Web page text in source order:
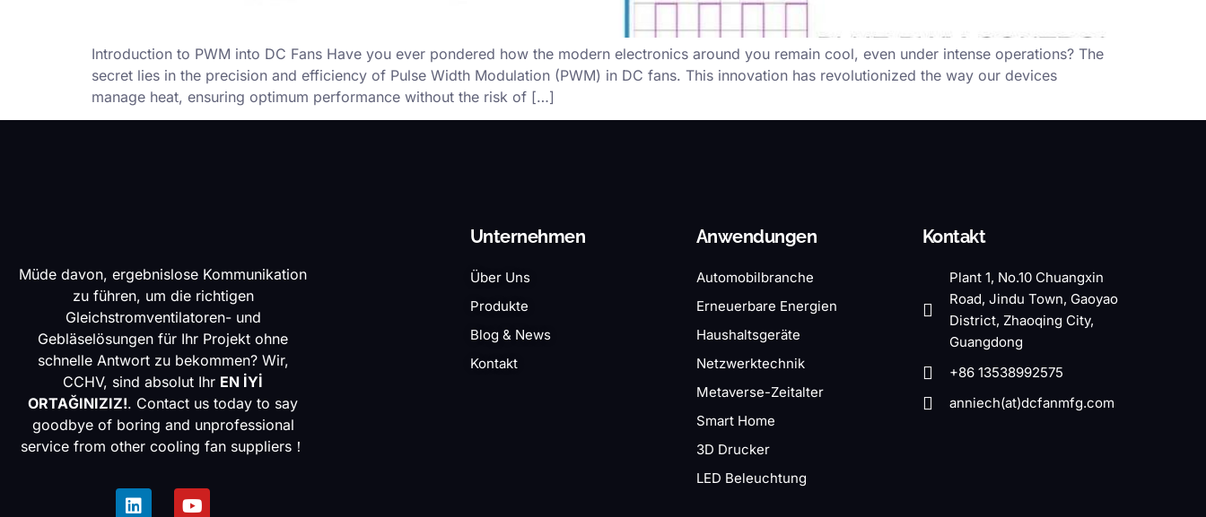
Introduction to PWM into DC Fans Have you ever pondered how the modern electronics around you remain cool, even under intense operations? The
secret lies in the precision and efficiency of Pulse Width Modulation (PWM) in DC fans. This innovation has revolutionized the way our devices
manage heat, ensuring optimum performance without the risk of […]
Müde davon, ergebnislose Kommunikation
zu führen, um die richtigen
Gleichstromventilatoren- und
Gebläselösungen für Ihr Projekt ohne
schnelle Antwort zu bekommen? Wir,
CCHV, sind absolut Ihr EN İYİ
ORTAĞINIZIZ!. Contact us today to say
goodbye of boring and unprofessional
service from other cooling fan suppliers！
Unternehmen
Über Uns
Produkte
Blog & News
Kontakt
Anwendungen
Automobilbranche
Erneuerbare Energien
Haushaltsgeräte
Netzwerktechnik
Metaverse-Zeitalter
Smart Home
3D Drucker
LED Beleuchtung
Kontakt
Plant 1, No.10 Chuangxin
Road, Jindu Town, Gaoyao
District, Zhaoqing City,
Guangdong
+86 13538992575
anniech(at)dcfanmfg.com